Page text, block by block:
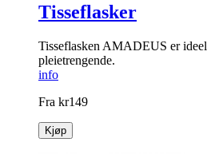
Tisseflasker
Tisseflasken AMADEUS er
pleietrengende.
info
Fra kr149
Kjøp